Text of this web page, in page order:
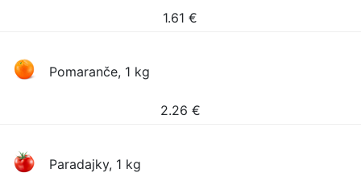
1.61 €
Pomaranče, 1 kg
2.26 €
Paradajky, 1 kg